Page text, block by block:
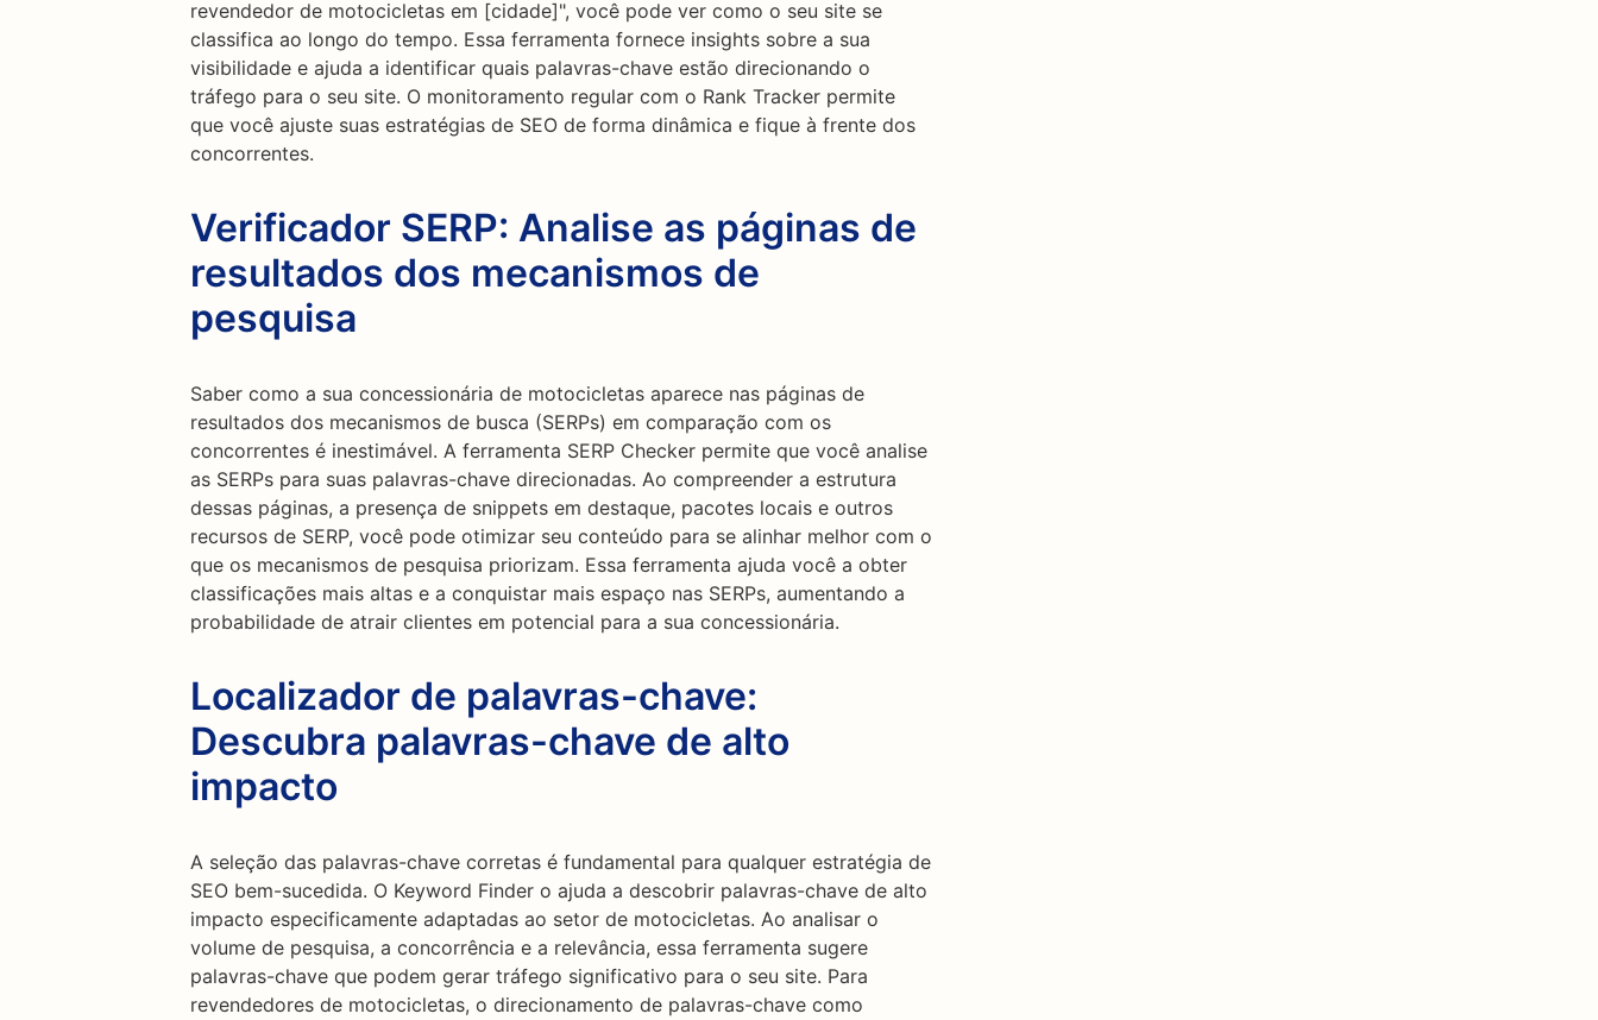
revendedor de motocicletas em [cidade]", você pode ver como o seu site se
classifica ao longo do tempo. Essa ferramenta fornece insights sobre a sua
visibilidade e ajuda a identificar quais palavras-chave estão direcionando o
tráfego para o seu site. O monitoramento regular com o Rank Tracker permite
que você ajuste suas estratégias de SEO de forma dinâmica e fique à frente dos
concorrentes.
Verificador SERP: Analise as páginas de
resultados dos mecanismos de
pesquisa
Saber como a sua concessionária de motocicletas aparece nas páginas de
resultados dos mecanismos de busca (SERPs) em comparação com os
concorrentes é inestimável. A ferramenta SERP Checker permite que você analise
as SERPs para suas palavras-chave direcionadas. Ao compreender a estrutura
dessas páginas, a presença de snippets em destaque, pacotes locais e outros
recursos de SERP, você pode otimizar seu conteúdo para se alinhar melhor com o
que os mecanismos de pesquisa priorizam. Essa ferramenta ajuda você a obter
classificações mais altas e a conquistar mais espaço nas SERPs, aumentando a
probabilidade de atrair clientes em potencial para a sua concessionária.
Localizador de palavras-chave:
Descubra palavras-chave de alto
impacto
A seleção das palavras-chave corretas é fundamental para qualquer estratégia de
SEO bem-sucedida. O Keyword Finder o ajuda a descobrir palavras-chave de alto
impacto especificamente adaptadas ao setor de motocicletas. Ao analisar o
volume de pesquisa, a concorrência e a relevância, essa ferramenta sugere
palavras-chave que podem gerar tráfego significativo para o seu site. Para
revendedores de motocicletas, o direcionamento de palavras-chave como